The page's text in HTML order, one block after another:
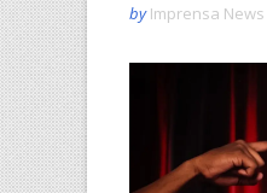
by Imprensa News